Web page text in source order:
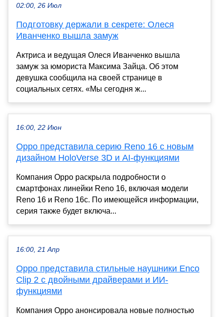
02:00, 26 Июл
Подготовку держали в секрете: Олеся
Иванченко вышла замуж
Актриса и ведущая Олеся Иванченко вышла
замуж за юмориста Максима Зайца. Об этом
девушка сообщила на своей странице в
социальных сетях. «Мы сегодня ж...
16:00, 22 Июн
Oppo представила серию Reno 16 с новым
дизайном HoloVerse 3D и AI-функциями
Компания Oppo раскрыла подробности о
смартфонах линейки Reno 16, включая модели
Reno 16 и Reno 16c. По имеющейся информации,
серия также будет включа...
16:00, 21 Апр
Oppo представила стильные наушники Enco
Clip 2 с двойными драйверами и ИИ-
функциями
Компания Oppo анонсировала новые полностью